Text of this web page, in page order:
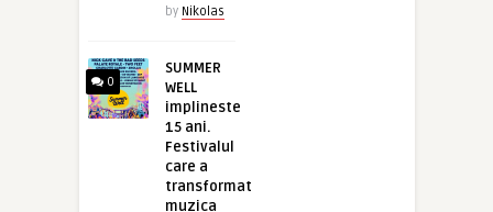
by Nikolas
0
SUMMER
WELL
implineste
15 ani.
Festivalul
care a
transformat
muzica